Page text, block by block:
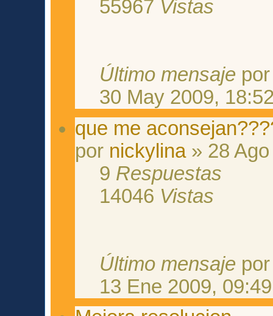
55967 Vistas
Último mensaje
30 May 2009,
que me
por nickylina» 28 Ago
9 Respuestas
14046 Vistas
Último mensaje
13 Ene 2009, 09:49